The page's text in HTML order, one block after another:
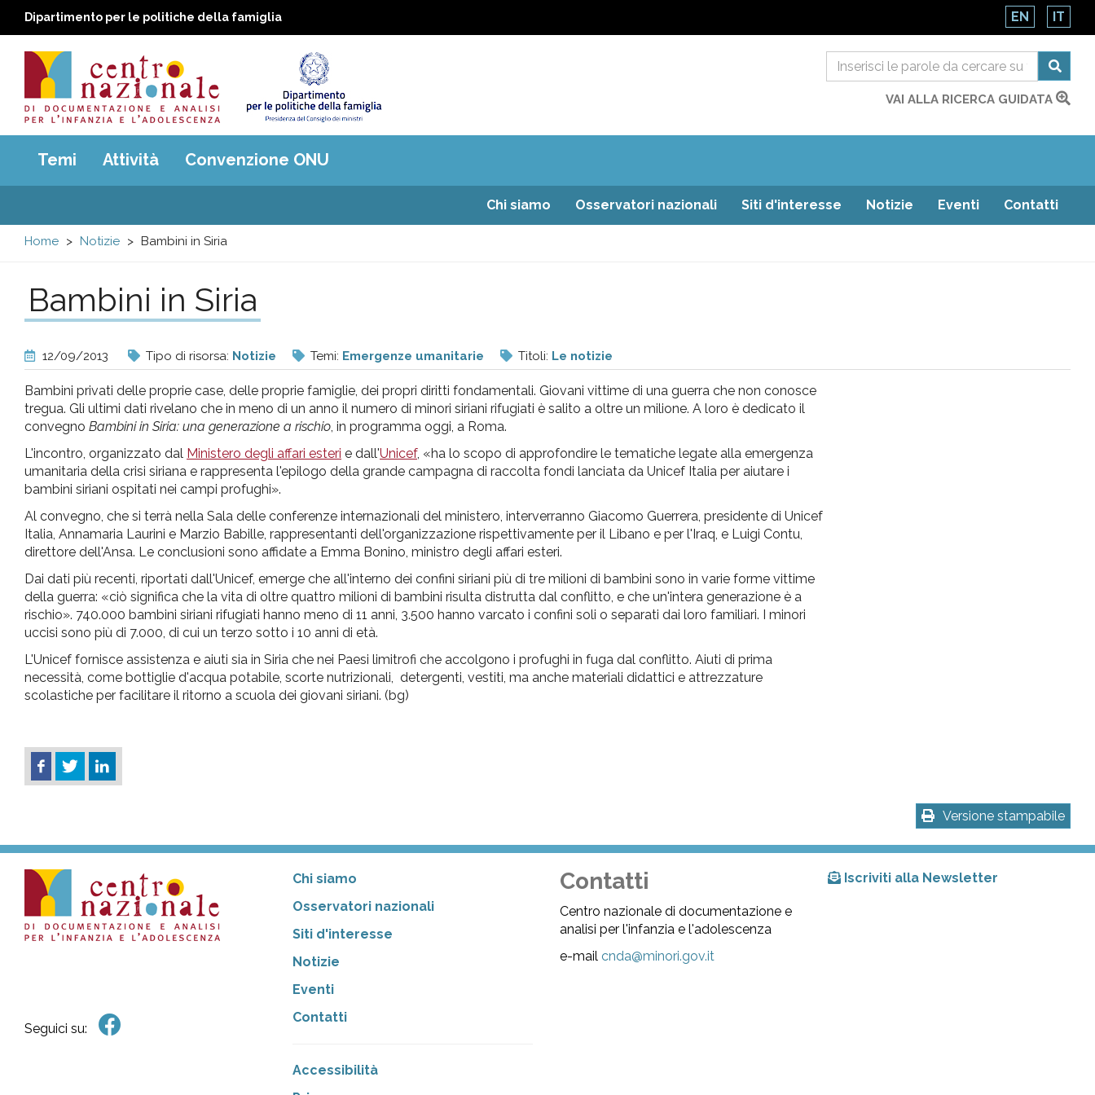
Dipartimento per le politiche della famiglia EN IT
Centro
nazionale
di
e
analisi
pr
l'infanzia
e
l'adolescenza
VAI ALLA RICERCA GUIDATA
Main
menu
Temi Attività Convenzione ONU
Chi siamo Osservatori nazionali Siti d'interesse Notizie Eventi Contatti
Home Notizie Bambini in Siria
Bambini in Siria
12/09/2013 Tipo di risorsa: Notizie Temi: Emergenze umanitarie Titoli: Le notizie
Bambini privati delle proprie case, delle proprie famiglie, dei propri diritti fondamentali. Giovani vittime di una guerra che non conosce
tregua. Gli ultimi dati rivelano che in meno di un anno il numero di minori siriani rifugiati è salito a oltre un milione. A loro è dedicato il
convegno Bambini in Siria: una generazione a rischio , in programma oggi, a Roma.
L'incontro, organizzato dal Ministero degli affari esteri e dall'Unicef, «ha lo scopo di approfondire le tematiche legate alla emergenza
umanitaria della crisi siriana e rappresenta l'epilogo della grande campagna di raccolta fondi lanciata da Unicef Italia per aiutare i
bambini siriani ospitati nei campi profughi».
Al convegno, che si terrà nella Sala delle conferenze internazionali del ministero, interverranno Giacomo Guerrera, presidente di Unicef
Italia, Annamaria Laurini e Marzio Babille, rappresentanti dell'organizzazione rispettivamente per il Libano e per l'Iraq, e Luigi Contu,
direttore dell'Ansa. Le conclusioni sono affidate a Emma Bonino, ministro degli affari esteri.
Dai dati più recenti, riportati dall'Unicef, emerge che all'interno dei confini siriani più di tre milioni di bambini sono in varie forme vittime
della guerra: «ciò significa che la vita di oltre quattro milioni di bambini risulta distrutta dal conflitto, e che un'intera generazione è a
rischio». 740.000 bambini siriani rifugiati hanno meno di 11 anni, 3.500 hanno varcato i confini soli o separati dai loro familiari. I minori
uccisi sono più di 7.000, di cui un terzo sotto i 10 anni di età.
L'Unicef fornisce assistenza e aiuti sia in Siria che nei Paesi limitrofi che accolgono i profughi in fuga dal conflitto. Aiuti di prima
necessità, come bottiglie d'acqua potabile, scorte nutrizionali, detergenti, vestiti, ma anche materiali didattici e attrezzature
scolastiche per facilitare il ritorno a scuola dei giovani siriani. (bg)
Versione stampabile
Seguici su:
Chi siamo
Osservatori nazionali
Siti d'interesse
Notizie
Eventi
Contatti
Accessibilità
Contatti
Centro nazionale di documentazione e
analisi per l'infanzia e l'adolescenza
e-mailcnda@minori.gov.it
Iscriviti alla Newsletter